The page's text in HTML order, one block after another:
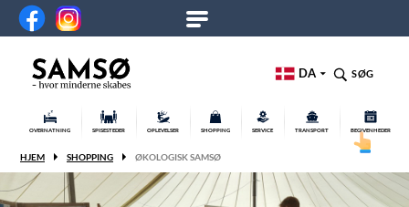
DA SØG
OVERNATNING SPISESTEDER OPLEVELSER SHOPPING SERVICE TRANSPORT BEGIVENHEDER
HJEM SHOPPING ØKOLOGISK SAMSØ